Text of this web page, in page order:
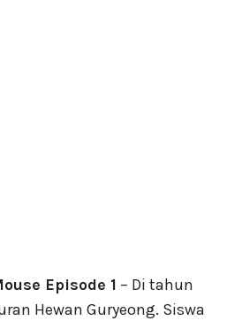
Episode 1 – Di tahun
Hewan Guryeong. Siswa